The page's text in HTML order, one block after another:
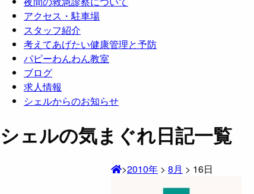
アクセス・駐車場
スタッフ紹介
考えてあげたい健康管理と予防
パピーわんわん教室
ブログ
求人情報
シェルからのお知らせ
シェルの気まぐれ日記一覧
>2010年 > 8月 > 16日